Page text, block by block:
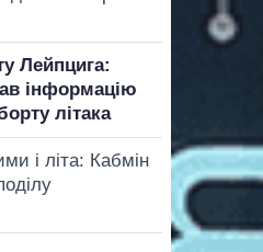
Лейпцига:
інформацію
літака
і літа: Кабмін